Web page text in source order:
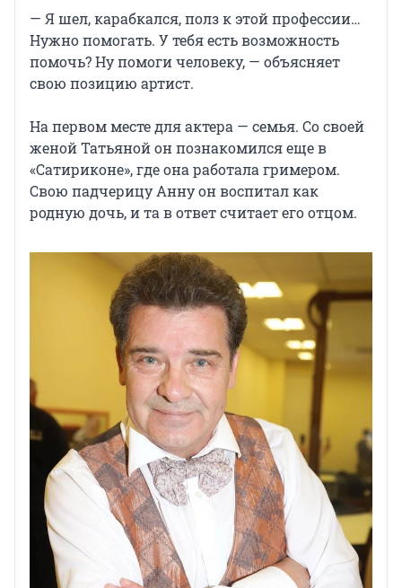
— Я шел, карабкался, полз к этой профессии…
Нужно помогать. У тебя есть возможность
помочь? Ну помоги человеку, — объясняет
свою позицию артист.
На первом месте для актера — семья. Со своей
женой Татьяной он познакомился еще в
«Сатириконе», где она работала гримером.
Свою падчерицу Анну он воспитал как
родную дочь, и та в ответ считает его отцом.